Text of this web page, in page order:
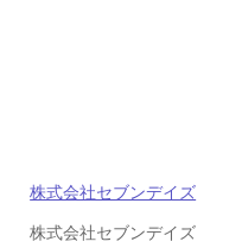
株式会社セブンデイズ
株式会社セブンデイズ